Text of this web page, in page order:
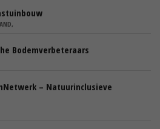
Bodemverbeteraars
– Natuurinclusieve